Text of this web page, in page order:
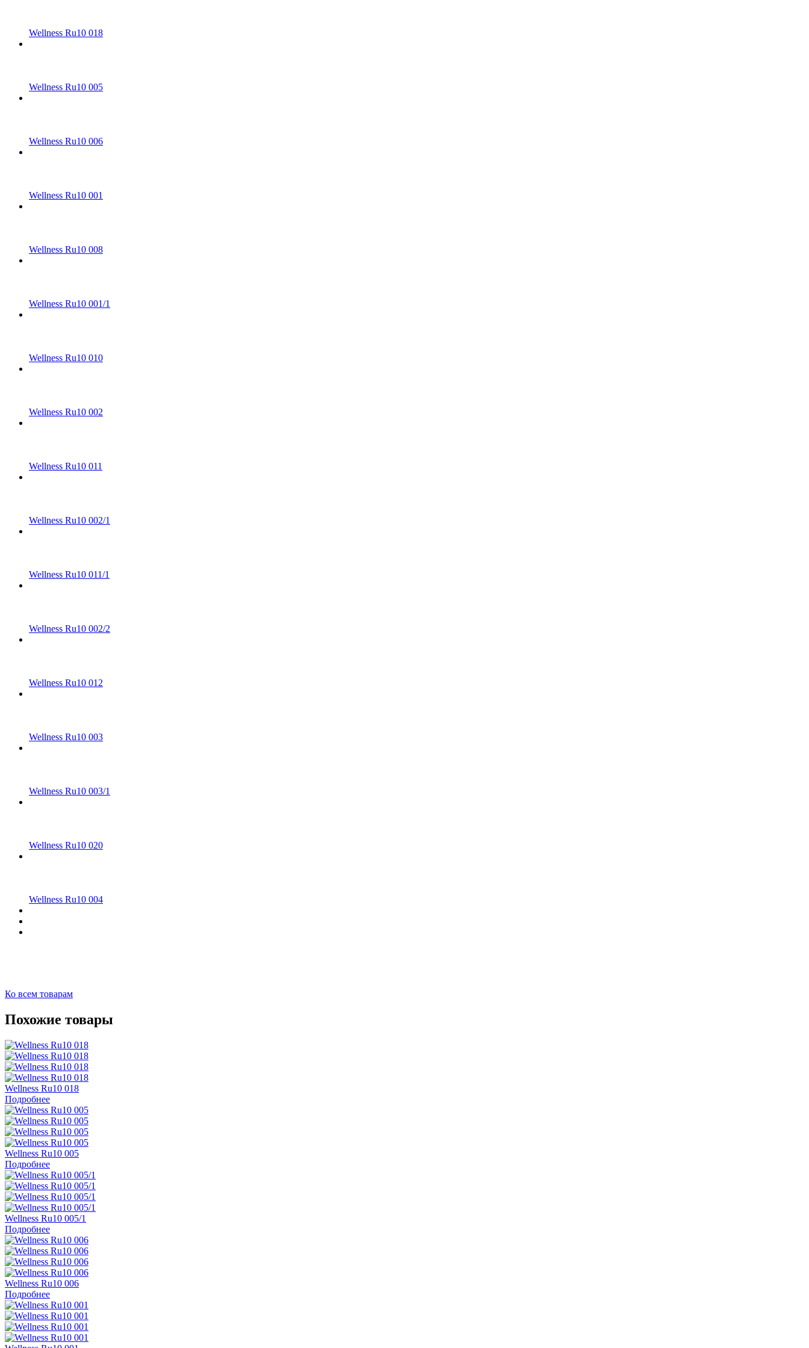
Wellness Ru10 018
Wellness Ru10 005
Wellness Ru10 006
Wellness Ru10 001
Wellness Ru10 008
Wellness Ru10 001/1
Wellness Ru10 010
Wellness Ru10 002
Wellness Ru10 011
Wellness Ru10 002/1
Wellness Ru10 011/1
Wellness Ru10 002/2
Wellness Ru10 012
Wellness Ru10 003
Wellness Ru10 003/1
Wellness Ru10 020
Wellness Ru10 004
Ко всем товарам
Похожие товары
Wellness Ru10 018
Подробнее
Wellness Ru10 005
Подробнее
Wellness Ru10 005/1
Подробнее
Wellness Ru10 006
Подробнее